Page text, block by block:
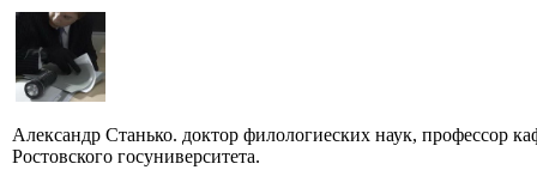
Александр Станько. доктор филологиеских наук, профессор
Ростовского госуниверситета.